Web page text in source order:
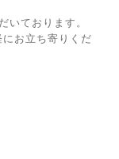
ております。
お立ち寄りくだ